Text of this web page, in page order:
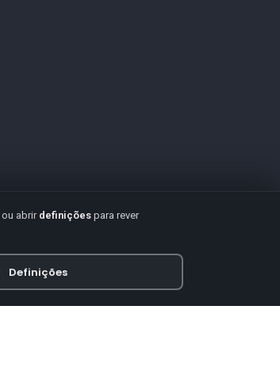
ou abrir definições para rever
Definições